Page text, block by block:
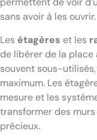
sans avoir à les ouvrir.
Les étagères et les
de libérer de la place
souvent sous-
maximum. Les
mesure et les
transformer des
précieux.